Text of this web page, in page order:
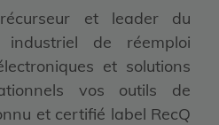
et leader du
industriel de réemploi
et solutions
vos outils de
et certifié label RecQ